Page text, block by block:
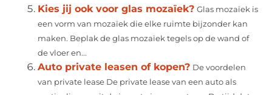
Kies jij ook voor glas mozaïek? Glas mozaïek is
een vorm van mozaïek die elke ruimte bijzonder kan
maken. Beplak de glas mozaïek tegels op de wand of
de vloer en...
Auto private leasen of kopen? De voordelen
van private lease De private lease van een auto als